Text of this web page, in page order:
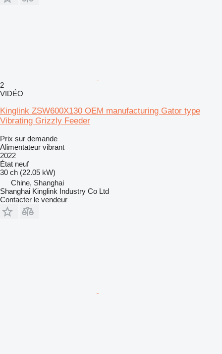
2
VIDÉO
Kinglink ZSW600X130 OEM manufacturing Gator type
Vibrating Grizzly Feeder
Prix sur demande
Alimentateur vibrant
2022
État neuf
30 ch (22.05 kW)
Chine, Shanghai
Shanghai Kinglink Industry Co Ltd
Contacter le vendeur